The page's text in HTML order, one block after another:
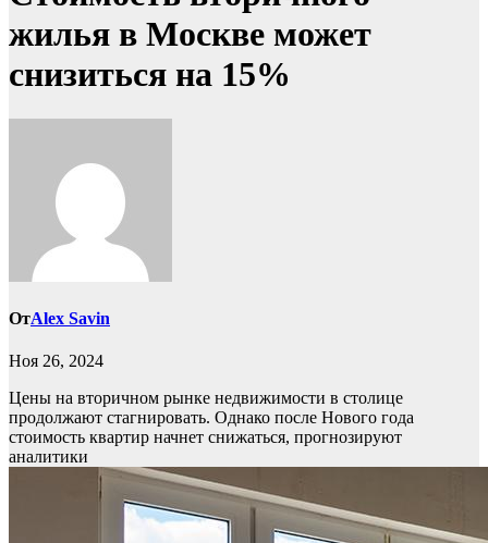
жилья в Москве может
снизиться на 15%
ОтAlex Savin
Ноя 26, 2024
Цены на вторичном рынке недвижимости в столице
продолжают стагнировать. Однако после Нового года
стоимость квартир начнет снижаться, прогнозируют
аналитики